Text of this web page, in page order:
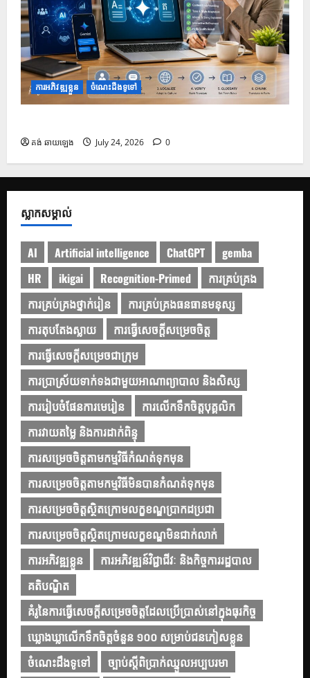
ការអភិវឌ្ឍខ្លួន ចំណេះដឹងទូទៅ
គង់ ឆាយឡេង July 24, 2026 0
ស្លាកសម្គាល់
AI Artificial intelligence ChatGPT
gemba
HR
ikigai Recognition-Primed
ការគ្រប់គ្រង
ការគ្រប់គ្រងថ្នាក់រៀន
ការគ្រប់គ្រងធនធានមនុស្ស
ការតុបតែងស្លាយ
ការធ្វើសេចក្ដីសម្រេចចិត្ត
ការធ្វើសេចក្តីសម្រេចជាក្រុម
ការប្រាស្រ័យទាក់ទងជាមួយអាណាព្យាបាល និងសិស្ស
ការរៀបចំផែនការមេរៀន
ការលើកទឹកចិត្តបុគ្គលិក
ការវាយតម្លៃ និងការដាក់ពិន្ទុ
ការសម្រេចចិត្តតាមកម្មវិធីកំណត់ទុកមុន
ការសម្រេចចិត្តតាមកម្មវិធីមិនបានកំណត់ទុកមុន
ការសម្រេចចិត្តស្ថិតក្រោមលក្ខខណ្ឌប្រាកដប្រជា
ការសម្រេចចិត្តស្ថិតក្រោមលក្ខខណ្ឌមិនជាក់លាក់
ការអភិវឌ្ឍខ្លួន
ការអភិវឌ្ឍន៍វិជ្ជាជីវៈ និងកិច្ចការរដ្ឋបាល
គតិបណ្ឌិត
គំរូនៃការធ្វើសេចក្ដីសម្រេចចិត្តដែលប្រើប្រាស់នៅក្នុងធុរកិច្ច
ឃ្លោងឃ្លាលើកទឹកចិត្តចំនួន ១០០ សម្រាប់ជនភៀសខ្លួន
ចំណេះដឹងទូទៅ
ច្បាប់ស្ដីពិប្រាក់ឈ្នួលអប្បបរមា